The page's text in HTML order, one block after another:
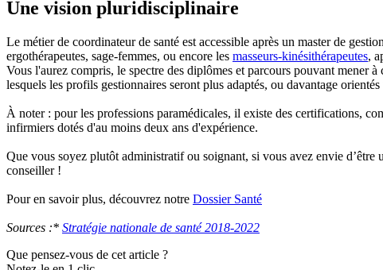
Une vision pluridisciplinaire
Le métier de coordinateur de santé est accessible après un master de
ergothérapeutes, sage-femmes, ou encore les masseurs-kinésithérapeutes,
Vous l'aurez compris, le spectre des diplômes et parcours pouvant mener
lesquels les profils gestionnaires seront plus adaptés, ou davantage
À noter : pour les professions paramédicales, il existe des certifications,
infirmiers dotés d'au moins deux ans d'expérience.
Que vous soyez plutôt administratif ou soignant, si vous avez envie
conseiller !
Pour en savoir plus, découvrez notre Dossier Santé
Sources :* Stratégie nationale de santé 2018-2022
Que pensez-vous de cet article ?